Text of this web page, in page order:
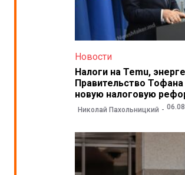
Новости
Налоги на Temu,
Правительство
новую налоговую
Николай Пахольницкий